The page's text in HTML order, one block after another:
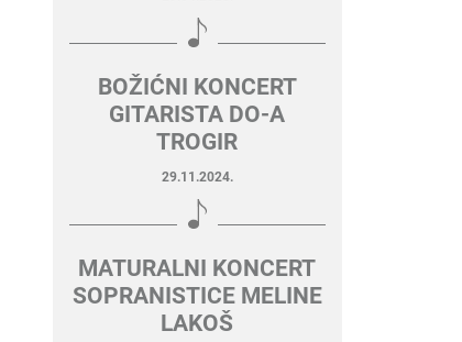
BOŽIĆNI KONCERT
GITARISTA DO-A
TROGIR
29.11.2024.
MATURALNI KONCERT
SOPRANISTICE MELINE
LAKOŠ